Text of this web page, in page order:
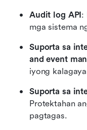
Audit log API:
mga sistema
Suporta sa
and event
iyong
Suporta sa
Protektahan
pagtagas.